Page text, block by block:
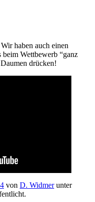
haben auch einen
Wettbewerb “ganz
drücken!
von D. Widmerunter